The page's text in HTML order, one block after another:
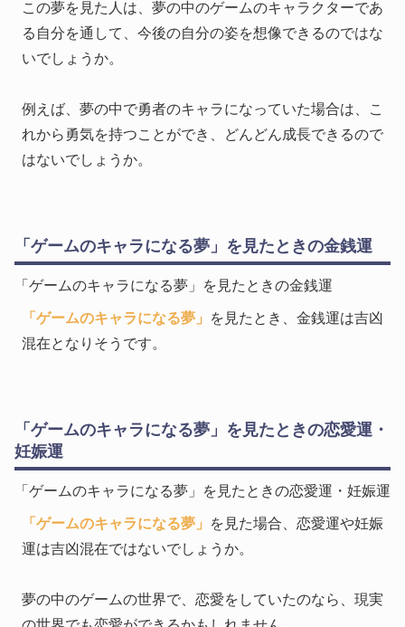
この夢を見た人は、夢の中のゲームのキャラクターであ
る自分を通して、今後の自分の姿を想像できるのではな
いでしょうか。
例えば、夢の中で勇者のキャラになっていた場合は、こ
れから勇気を持つことができ、どんどん成長できるので
はないでしょうか。
「ゲームのキャラになる夢」を見たときの金銭運
「ゲームのキャラになる夢」を見たときの金銭運
「ゲームのキャラになる夢」
を見たとき、金銭運は吉凶
混在となりそうです。
「ゲームのキャラになる夢」を見たときの恋愛運・
妊娠運
「ゲームのキャラになる夢」を見たときの恋愛運・妊娠運
「ゲームのキャラになる夢」
を見た場合、恋愛運や妊娠
運は吉凶混在ではないでしょうか。
夢の中のゲームの世界で、恋愛をしていたのなら、現実